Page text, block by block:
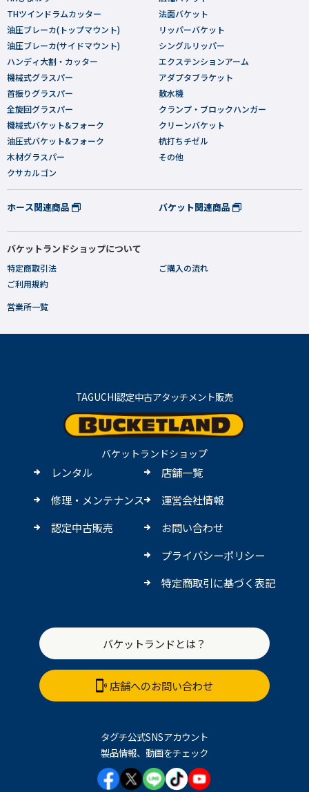
THツインドラムカッター
油圧ブレーカ(トップマウント)
油圧ブレーカ(サイドマウント)
ハンディ大割・カッター
機械式グラスパー
首振りグラスパー
全旋回グラスパー
機械式バケット&フォーク
油圧式バケット&フォーク
木材グラスパー
クサカルゴン
法面バケット
リッパーバケット
シングルリッパー
エクステンションアーム
アダプタブラケット
散水機
クランプ・ブロックハンガー
クリーンバケット
杭打ちチゼル
その他
ホース関連商品 バケット関連商品
バケットランドショップについて
特定商取引法
ご利用規約
ご購入の流れ
営業所一覧
TAGUCHI認定中古アタッチメント販売
バケットランドショップ
レンタル
修理・メンテナンス
認定中古販売
店舗一覧
運営会社情報
お問い合わせ
プライバシーポリシー
特定商取引に基づく表記
バケットランドとは？
店舗へのお問い合わせ
タグチ公式SNSアカウント
製品情報、動画をチェック